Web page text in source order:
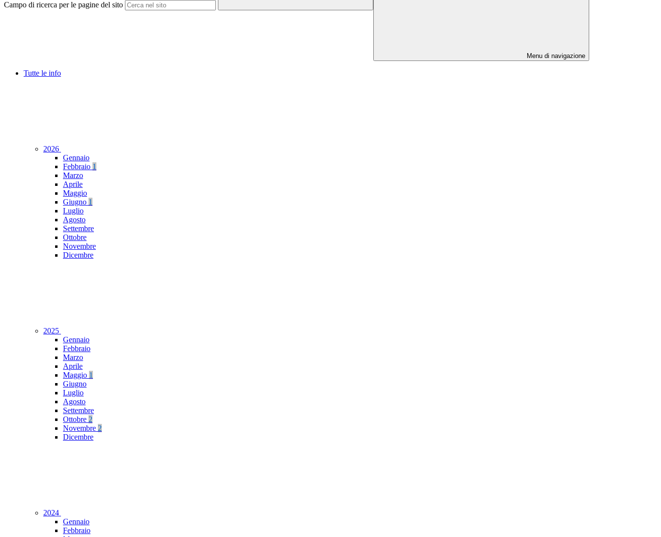
Campo di ricerca per le pagine del sito
Menu di navigazione
Tutte le info
2026
Gennaio
Febbraio 1
Marzo
Aprile
Maggio
Giugno 1
Luglio
Agosto
Settembre
Ottobre
Novembre
Dicembre
2025
Gennaio
Febbraio
Marzo
Aprile
Maggio 1
Giugno
Luglio
Agosto
Settembre
Ottobre 2
Novembre 2
Dicembre
2024
Gennaio
Febbraio